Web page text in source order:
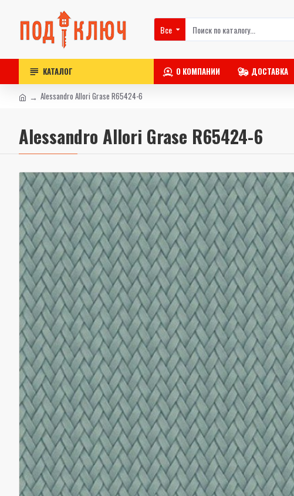
Все
КАТАЛОГ О КОМПАНИИ ДОСТАВКА
Alessandro Allori Grase R65424-6
Alessandro Allori Grase R65424-6